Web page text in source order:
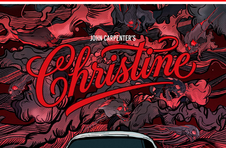
CHRISTINE (1983)